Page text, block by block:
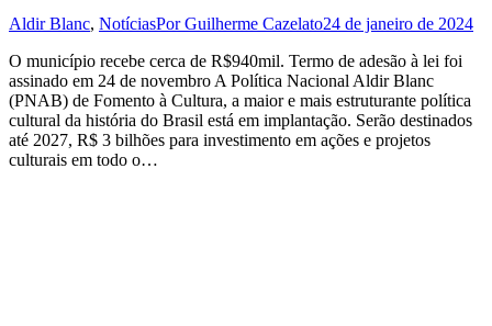
Aldir Blanc, NotíciasPorGuilherme Cazelato24 de janeiro de 2024
O município recebe cerca de R$940mil. Termo de adesão à lei foi
assinado em 24 de novembro A Política Nacional Aldir Blanc
(PNAB) de Fomento à Cultura, a maior e mais estruturante política
cultural da história do Brasil está em implantação. Serão destinados
até 2027, R$ 3 bilhões para investimento em ações e projetos
culturais em todo o…